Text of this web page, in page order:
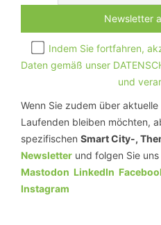
Indem Sie fortfahren,
Daten gemäß unser
und
Wenn Sie zudem über
Laufenden bleiben möchten,
spezifischen Smart City-,
Newsletter und folgen Sie
Mastodon LinkedIn
Instagram